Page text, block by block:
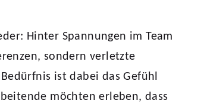
Hinter Spannungen im Team
sondern verletzte
ist dabei das Gefühl
möchten erleben, dass